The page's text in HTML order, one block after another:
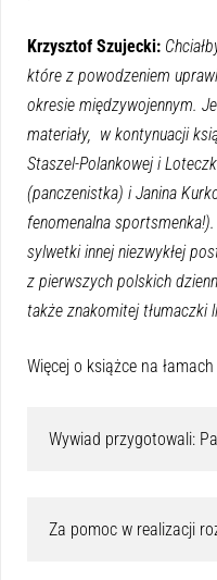
Krzysztof Szujecki:
które z powodzeniem
okresie międzywojennym.
materiały, w kontynuacji
Staszel-Polankowej i
(panczenistka) i Janina
fenomenalna
sylwetki innej niezwykłej
z pierwszych polskich
także znakomitej tłumaczki
Więcej o książce na łamach
Wywiad przygotowali:
Za pomoc w realizacji